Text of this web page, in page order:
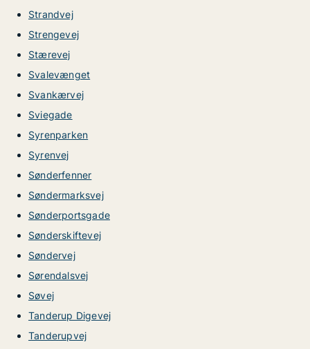
Strandvej
Strengevej
Stærevej
Svalevænget
Svankærvej
Sviegade
Syrenparken
Syrenvej
Sønderfenner
Søndermarksvej
Sønderportsgade
Sønderskiftevej
Søndervej
Sørendalsvej
Søvej
Tanderup Digevej
Tanderupvej